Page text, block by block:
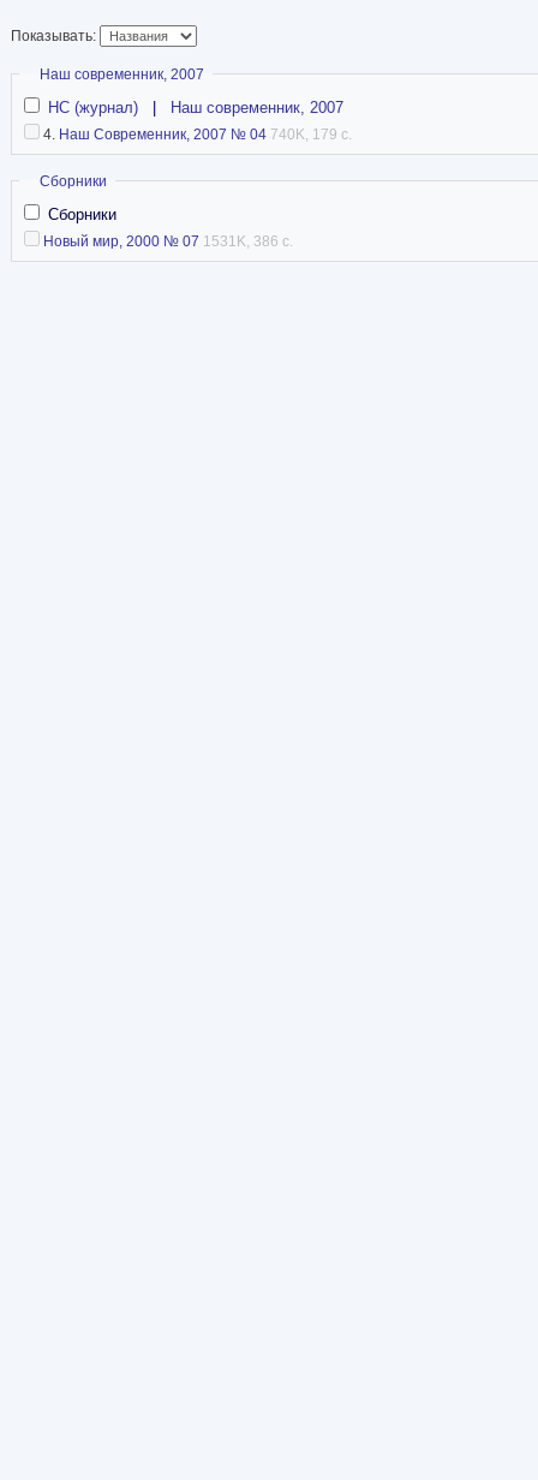
Показывать:
Скрыть
Наш современник, 2007
НС (журнал) Наш современник, 2007
4. Наш Современник, 2007 № 04 740K, 179 с.
Скрыть
Сборники
Сборники
Новый мир, 2000 № 07 1531K, 386 с.